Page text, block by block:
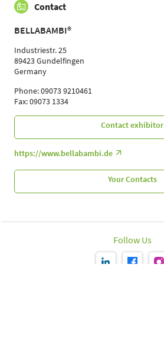
Contact
BELLABAMBI®
Industriestr. 25
89423 Gundelfingen
Germany
Phone: 09073 9210461
Fax: 09073 1334
Contact exhibitor
https://www.bellabambi.de
Your Contacts
Follow Us